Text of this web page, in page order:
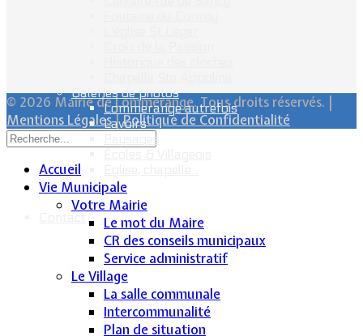
Galeries de photos
Lommerange autrefois
Lavoirs
Paysages
© 2026 Mairie de Lommerange. Tous droits réservés. |
Mentions Légales|Politique de Confidentialité
Accueil
Vie Municipale
Votre Mairie
Le mot du Maire
CR des conseils municipaux
Service administratif
Le Village
La salle communale
Intercommunalité
Plan de situation